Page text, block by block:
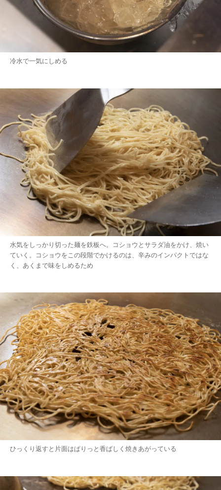
冷水で一気にしめる
水気をしっかり切った麺を鉄板へ。コショウとサラダ油をかけ、焼い
ていく。コショウをこの段階でかけるのは、辛みのインパクトではな
く、あくまで味をしめるため
ひっくり返すと片面はぱりっと香ばしく焼きあがっている